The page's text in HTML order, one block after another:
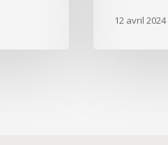
12 avril 2024